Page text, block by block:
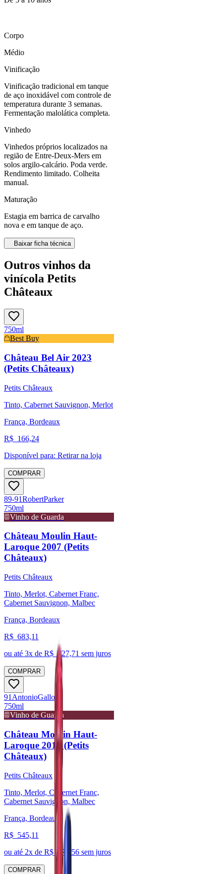
Corpo
Médio
Vinificação
Vinificação tradicional em tanque
de aço inoxidável com controle de
temperatura durante 3 semanas.
Fermentação malolática completa.
Vinhedo
Vinhedos próprios localizados na
região de Entre-Deux-Mers em
solos argilo-calcário. Poda verde.
Rendimento limitado. Colheita
manual.
Maturação
Estagia em barrica de carvalho
nova e em tanque de aço.
Baixar ficha técnica
Outros vinhos da
vinícola Petits
Châteaux
750ml
Best Buy
Château Bel Air 2023
(Petits Châteaux)
Petits Châteaux
Tinto, Cabernet Sauvignon, Merlot
França, Bordeaux
R$ 166,24
Disponível para: Retirar na loja
COMPRAR
89-91RobertParker
750ml
Vinho de Guarda
Château Moulin Haut-
Laroque 2007 (Petits
Châteaux)
Petits Châteaux
Tinto, Merlot, Cabernet Franc,
Cabernet Sauvignon, Malbec
França, Bordeaux
R$ 683,11
ou até 3x de R$ 227,71 sem juros
COMPRAR
91 AntonioGalloni
750ml
Vinho de Guarda
Château Moulin Haut-
Laroque 2016 (Petits
Châteaux)
Petits Châteaux
Tinto, Merlot, Cabernet Franc,
Cabernet Sauvignon, Malbec
França, Bordeaux
R$ 545,11
ou até 2x de R$ 272,56 sem juros
COMPRAR